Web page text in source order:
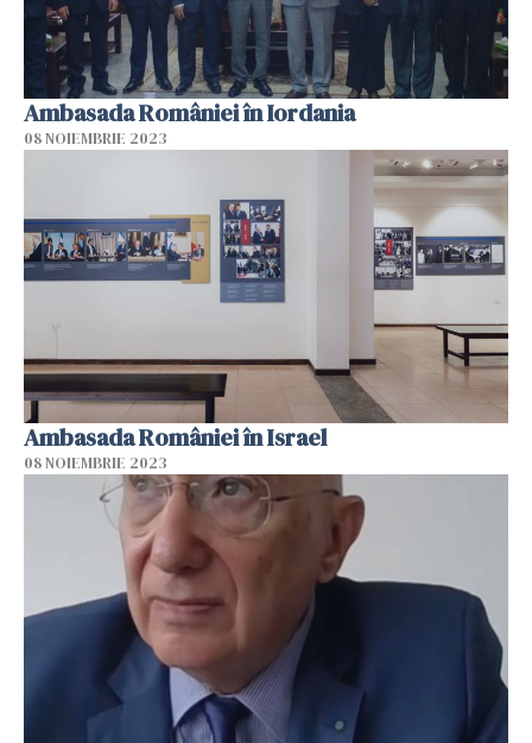
Ambasada României în Iordania
08 NOIEMBRIE 2023
Ambasada României în Israel
08 NOIEMBRIE 2023